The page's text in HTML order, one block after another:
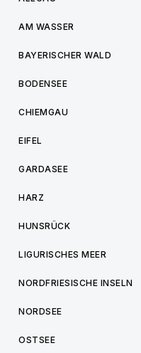
AM WASSER
BAYERISCHER WALD
BODENSEE
CHIEMGAU
EIFEL
GARDASEE
HARZ
HUNSRÜCK
LIGURISCHES MEER
NORDFRIESISCHE INSELN
NORDSEE
OSTSEE